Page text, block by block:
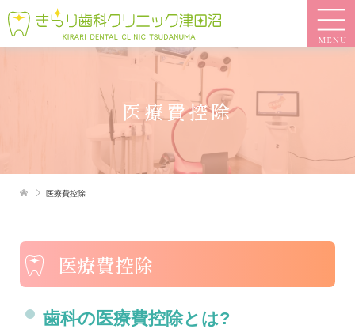
医療費控除
医療費控除
医療費控除
歯科の医療費控除とは?